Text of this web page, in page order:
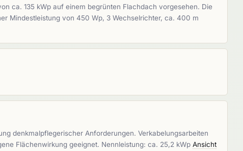
ca. 135 kWp auf einem begrünten Flachdach vorgesehen. Die
Mindestleistung von 450 Wp, 3 Wechselrichter, ca. 400 m
denkmalpflegerischer Anforderungen. Verkabelungsarbeiten
Flächenwirkung geeignet. Nennleistung: ca. 25,2 kWp Ansicht